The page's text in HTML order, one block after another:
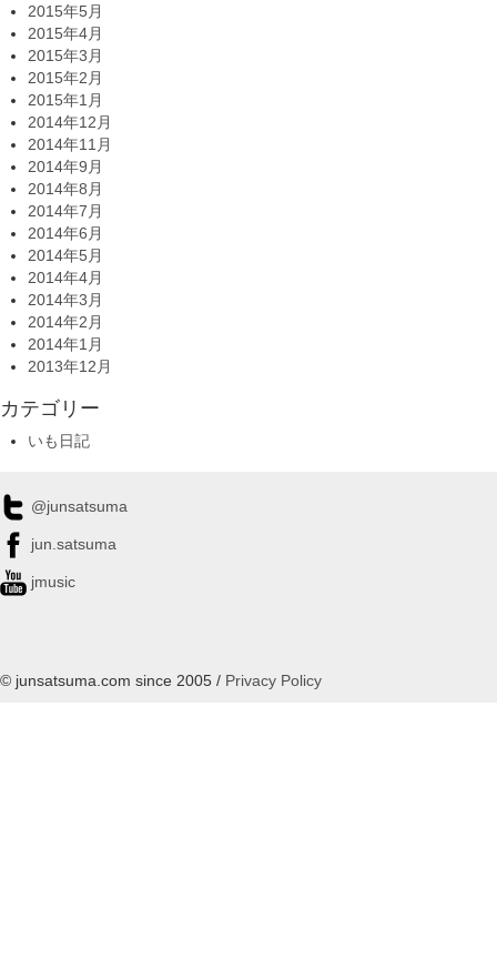
2015年5月
2015年4月
2015年3月
2015年2月
2015年1月
2014年12月
2014年11月
2014年9月
2014年8月
2014年7月
2014年6月
2014年5月
2014年4月
2014年3月
2014年2月
2014年1月
2013年12月
カテゴリー
いも日記
@junsatsuma
jun.satsuma
jmusic
© junsatsuma.com since 2005 / Privacy Policy